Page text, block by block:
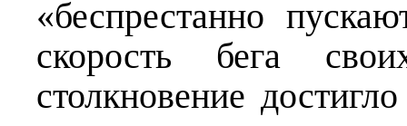
«беспрестанно
скорость бега
столкновение